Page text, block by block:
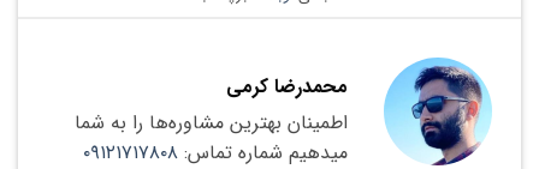
محمدرضا کرمی
اطمینان بهترین مشاوره‌ها را به شما
میدهیم شماره تماس: ۰۹۱۲۱۷۱۷۸۰۸